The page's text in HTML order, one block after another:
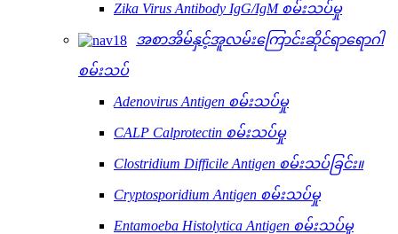
Zika Virus Antibody IgG/IgM စမ်းသပ်မှု
အစာအိမ်နှင့်အူလမ်းကြောင်းဆိုင်ရာရောဂါ
စမ်းသပ်
Adenovirus Antigen စမ်းသပ်မှု
CALP Calprotectin စမ်းသပ်မှု
Clostridium Difficile Antigen စမ်းသပ်ခြင်း။
Cryptosporidium Antigen စမ်းသပ်မှု
Entamoeba Histolytica Antigen စမ်းသပ်မှု